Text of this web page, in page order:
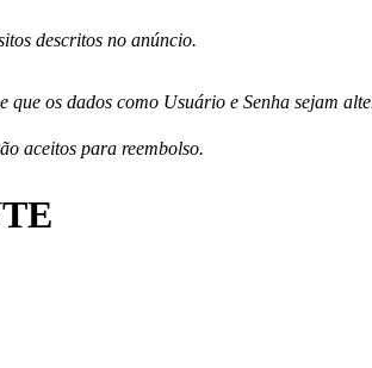
descritos no anúncio.
os dados como Usuário e Senha sejam
aceitos para reembolso.